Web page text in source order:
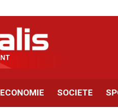
ECONOMIE SOCIETE